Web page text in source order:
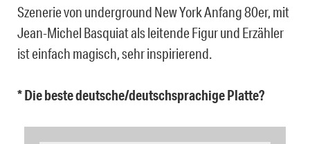
Szenerie von underground New York Anfang 80er, mit
Jean-Michel Basquiat als leitende Figur und Erzähler
ist einfach magisch, sehr inspirierend.
* Die beste deutsche/deutschsprachige Platte?